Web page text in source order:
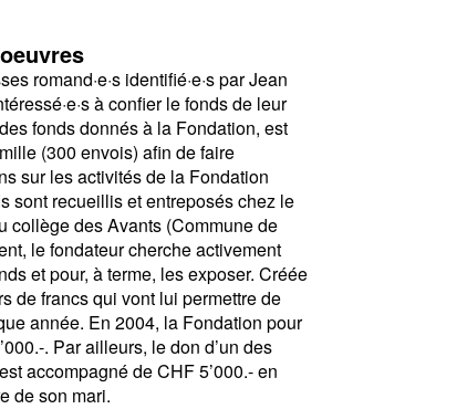
romand·e·s identifié·e·s par Jean
à confier le fonds de leur
fonds donnés à la Fondation, est
(300 envois) afin de faire
sur les activités de la Fondation
sont recueillis et entreposés chez le
collège des Avants (Commune de
le fondateur cherche activement
et pour, à terme, les exposer. Créée
de francs qui vont lui permettre de
année. En 2004, la Fondation pour
. Par ailleurs, le don d’un des
accompagné de CHF 5’000.- en
de son mari.